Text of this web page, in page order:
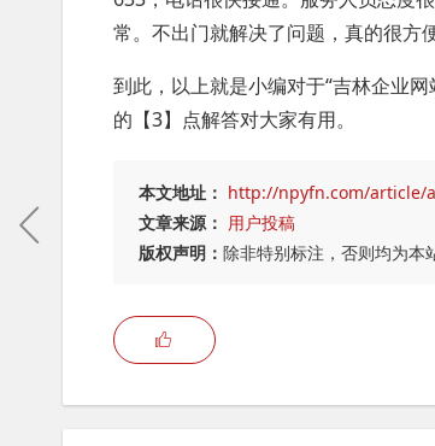
常。不出门就解决了问题，真的很方
到此，以上就是小编对于“吉林企业
的【3】点解答对大家有用。
本文地址： http://npyfn.com/article/
文章来源： 用户投稿
版权声明： 除非特别标注，否则均为本